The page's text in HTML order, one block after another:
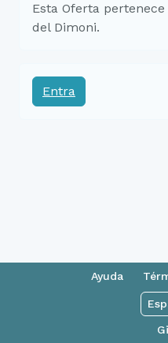
Esta Oferta
del Dimoni.
Entra
Ayuda